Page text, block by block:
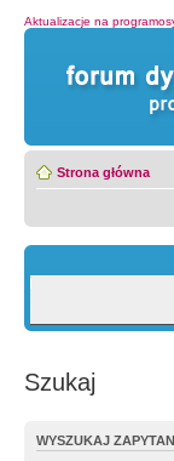
Aktualizacje na
Strona główna
Szukaj
WYSZUKAJ